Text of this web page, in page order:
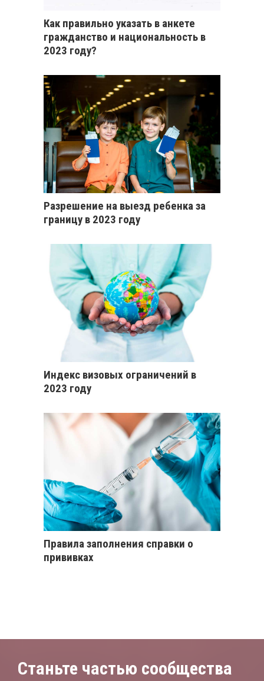
Как правильно указать в анкете
гражданство и национальность в
2023 году?
Разрешение на выезд ребенка за
границу в 2023 году
Индекс визовых ограничений в
2023 году
Правила заполнения справки о
прививках
Станьте частью сообщества